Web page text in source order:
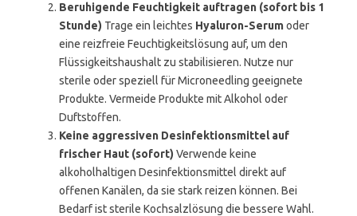
Beruhigende Feuchtigkeit auftragen (sofort bis 1
Stunde) Trage ein leichtes Hyaluron-Serumoder
eine reizfreie Feuchtigkeitslösung auf, um den
Flüssigkeitshaushalt zu stabilisieren. Nutze nur
sterile oder speziell für Microneedling geeignete
Produkte. Vermeide Produkte mit Alkohol oder
Duftstoffen.
Keine aggressiven Desinfektionsmittel auf
frischer Haut (sofort) Verwende keine
alkoholhaltigen Desinfektionsmittel direkt auf
offenen Kanälen, da sie stark reizen können. Bei
Bedarf ist sterile Kochsalzlösung die bessere Wahl.